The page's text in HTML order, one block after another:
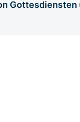
Gottesdiensten